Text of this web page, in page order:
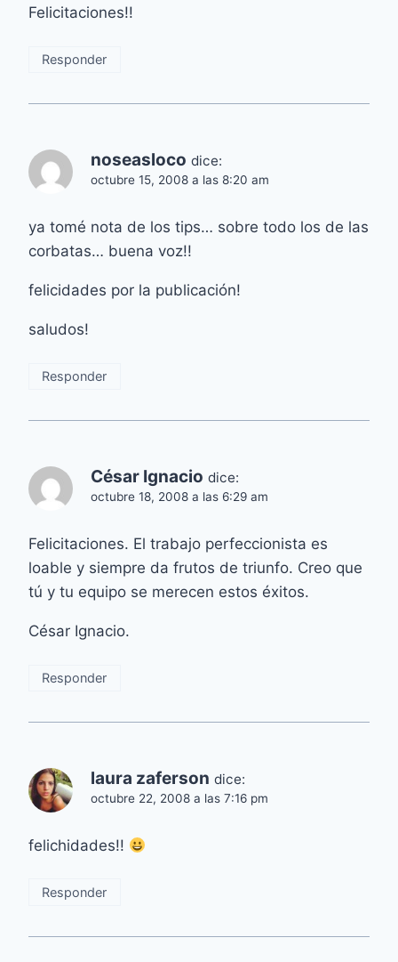
Felicitaciones!!
Responder
noseasloco dice:
octubre 15, 2008 a las 8:20 am
ya tomé nota de los tips… sobre todo los de las
corbatas… buena voz!!
felicidades por la publicación!
saludos!
Responder
César Ignacio dice:
octubre 18, 2008 a las 6:29 am
Felicitaciones. El trabajo perfeccionista es
loable y siempre da frutos de triunfo. Creo que
tú y tu equipo se merecen estos éxitos.
César Ignacio.
Responder
laura zaferson dice:
octubre 22, 2008 a las 7:16 pm
felichidades!!
Responder